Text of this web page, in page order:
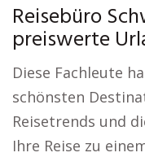
Reisebüro
preiswerte
Diese Fachleute
schönsten
Reisetrends und
Ihre Reise zu